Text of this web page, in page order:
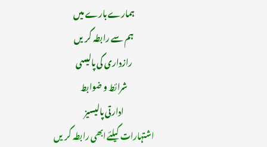
ہمارے بارے میں
ہم سے رابطہ کریں
رازداری کی پالیسی
شرائط و ضوابط
ادارتی پالیسیز
اشتہارات کیلئے ابھی رابطہ کریں